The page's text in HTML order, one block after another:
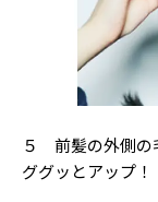
５ 前髪の外側の
ググッとアップ！